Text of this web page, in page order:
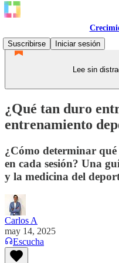
Suscribirse
Iniciar sesión
Lee sin
¿Qué tan duro
entrenamiento
¿Cómo determinar
en cada sesión? Una
y la medicina del
Carlos A
may 14, 2025
Escucha